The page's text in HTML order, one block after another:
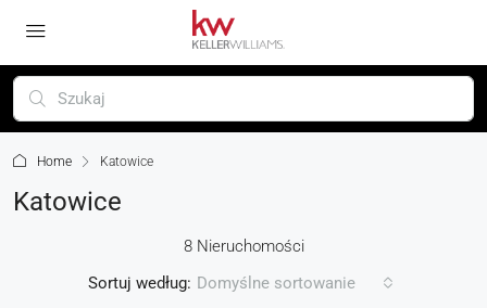
Home Katowice
Katowice
8 Nieruchomości
Sortuj według: Domyślne sortowanie